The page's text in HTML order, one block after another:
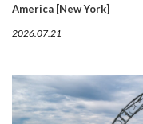
America [New York]
2026.07.21